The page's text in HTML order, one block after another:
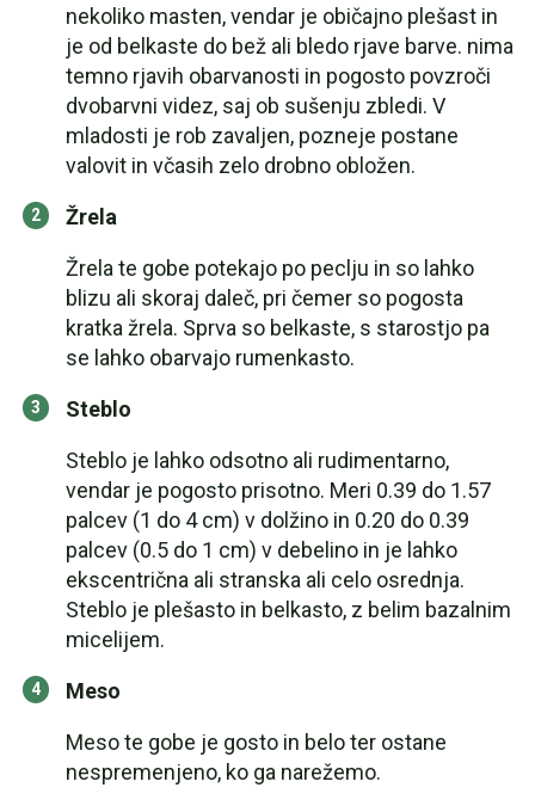
nekoliko masten, vendar je običajno plešast in
je od belkaste do bež ali bledo rjave barve. nima
temno rjavih obarvanosti in pogosto povzroči
dvobarvni videz, saj ob sušenju zbledi. V
mladosti je rob zavaljen, pozneje postane
valovit in včasih zelo drobno obložen.
Žrela
Žrela te gobe potekajo po peclju in so lahko
blizu ali skoraj daleč, pri čemer so pogosta
kratka žrela. Sprva so belkaste, s starostjo pa
se lahko obarvajo rumenkasto.
Steblo
Steblo je lahko odsotno ali rudimentarno,
vendar je pogosto prisotno. Meri 0.39 do 1.57
palcev (1 do 4 cm) v dolžino in 0.20 do 0.39
palcev (0.5 do 1 cm) v debelino in je lahko
ekscentrična ali stranska ali celo osrednja.
Steblo je plešasto in belkasto, z belim bazalnim
micelijem.
Meso
Meso te gobe je gosto in belo ter ostane
nespremenjeno, ko ga narežemo.